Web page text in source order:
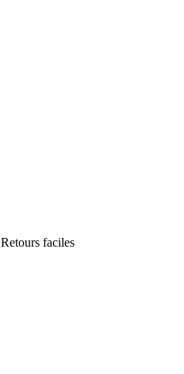
Retours faciles